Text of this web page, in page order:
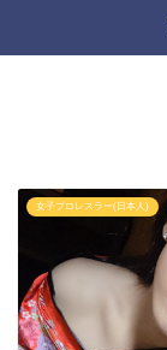
女子プロレスラー(日本人)